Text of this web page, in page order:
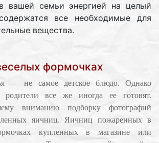
вашей семьи энергией на целый
все необходимые для
вещества.
формочках
— не самое детское блюдо. Однако
родители все же иногда ее готовят.
вниманию подборку фотографий
яичниц. Яичниц пожаренных в
купленных в магазине или